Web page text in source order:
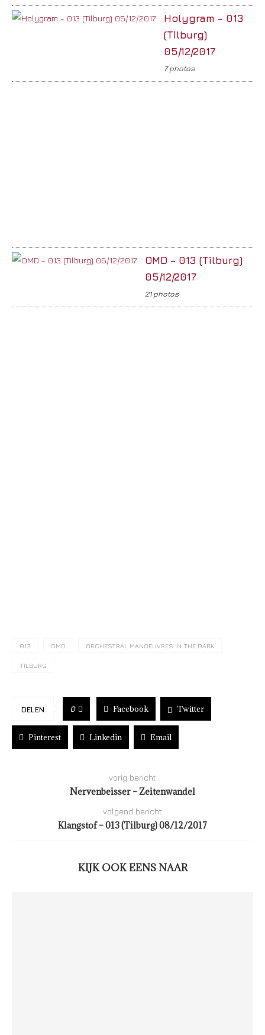
Holygram – 013
(Tilburg)
05/12/2017
7 photos
OMD – 013 (Tilburg)
05/12/2017
21 photos
013 OMD ORCHESTRAL MANOEUVRES IN THE DARK
TILBURG
DELEN 0 Facebook Twitter
Pinterest Linkedin Email
vorig bericht
Nervenbeisser – Zeitenwandel
volgend bericht
Klangstof – 013 (Tilburg) 08/12/2017
KIJK OOK EENS NAAR